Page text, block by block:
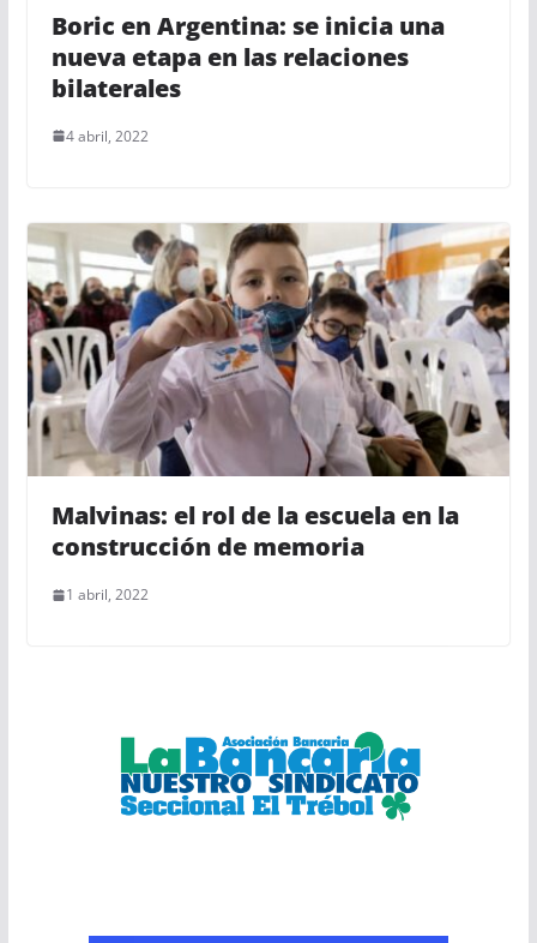
Boric en Argentina: se inicia una
nueva etapa en las relaciones
bilaterales
4 abril, 2022
Malvinas: el rol de la escuela en la
construcción de memoria
1 abril, 2022